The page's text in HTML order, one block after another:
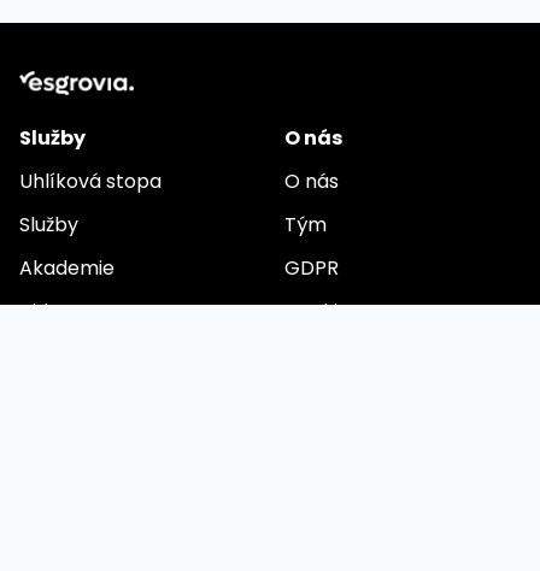
Služby
Uhlíková stopa
Služby
Akademie
Videa
O nás
O nás
Tým
GDPR
Cookies